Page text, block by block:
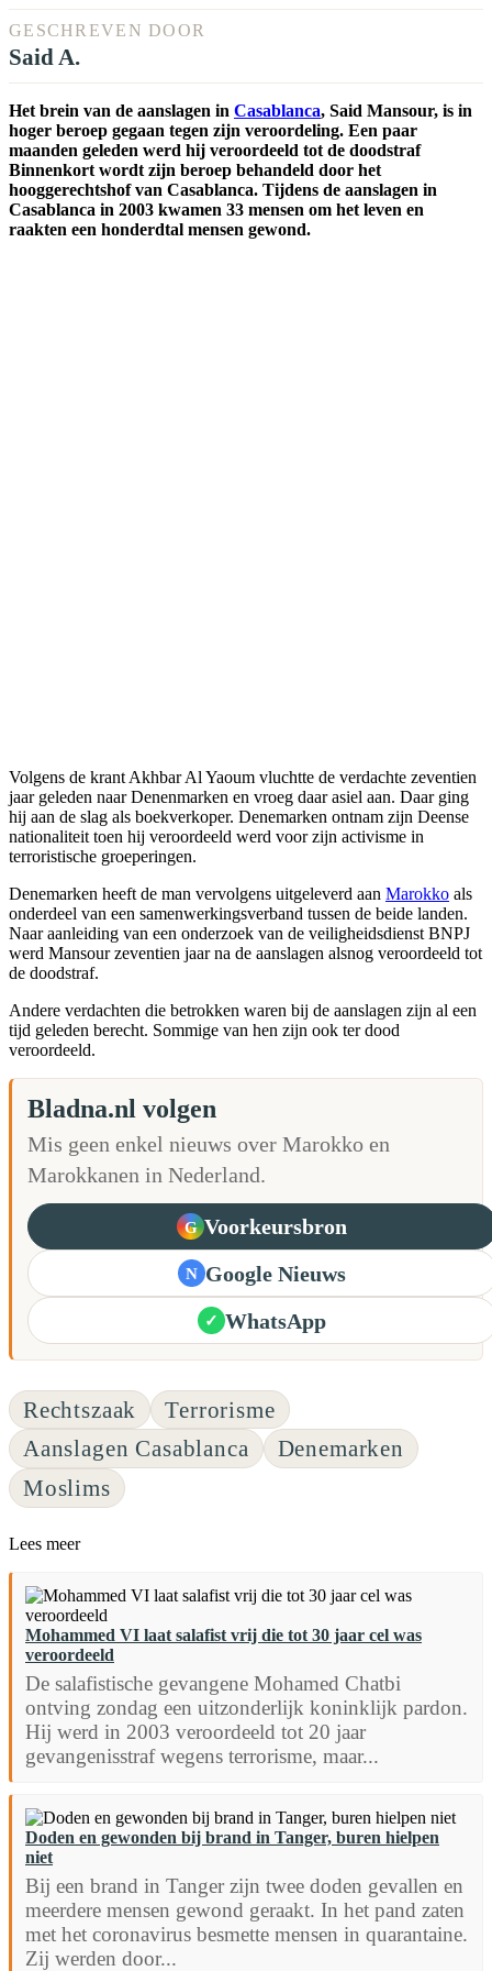
GESCHREVEN DOOR
Said A.
Het brein van de aanslagen in Casablanca, Said Mansour, is in
hoger beroep gegaan tegen zijn veroordeling. Een paar
maanden geleden werd hij veroordeeld tot de doodstraf
Binnenkort wordt zijn beroep behandeld door het
hooggerechtshof van Casablanca. Tijdens de aanslagen in
Casablanca in 2003 kwamen 33 mensen om het leven en
raakten een honderdtal mensen gewond.
Volgens de krant Akhbar Al Yaoum vluchtte de verdachte zeventien
jaar geleden naar Denenmarken en vroeg daar asiel aan. Daar ging
hij aan de slag als boekverkoper. Denemarken ontnam zijn Deense
nationaliteit toen hij veroordeeld werd voor zijn activisme in
terroristische groeperingen.
Denemarken heeft de man vervolgens uitgeleverd aan Marokko als
onderdeel van een samenwerkingsverband tussen de beide landen.
Naar aanleiding van een onderzoek van de veiligheidsdienst BNPJ
werd Mansour zeventien jaar na de aanslagen alsnog veroordeeld tot
de doodstraf.
Andere verdachten die betrokken waren bij de aanslagen zijn al een
tijd geleden berecht. Sommige van hen zijn ook ter dood
veroordeeld.
Bladna.nl volgen
Mis geen enkel nieuws over Marokko en
Marokkanen in Nederland.
G Voorkeursbron
N Google Nieuws
✓ WhatsApp
Rechtszaak
Terrorisme
Aanslagen Casablanca
Denemarken
Moslims
Lees meer
Mohammed VI laat salafist vrij die tot 30 jaar cel was
veroordeeld
De salafistische gevangene Mohamed Chatbi
ontving zondag een uitzonderlijk koninklijk pardon.
Hij werd in 2003 veroordeeld tot 20 jaar
gevangenisstraf wegens terrorisme, maar...
Doden en gewonden bij brand in Tanger, buren hielpen
niet
Bij een brand in Tanger zijn twee doden gevallen en
meerdere mensen gewond geraakt. In het pand zaten
met het coronavirus besmette mensen in quarantaine.
Zij werden door...